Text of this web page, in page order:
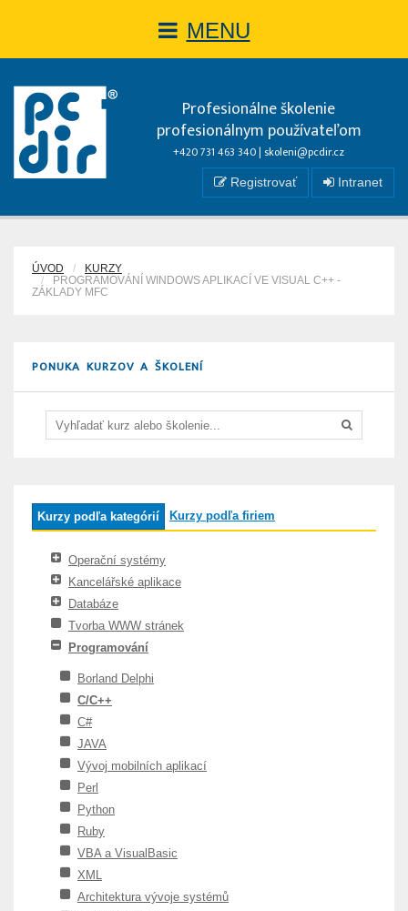
MENU
Profesionálne školenie
profesionálnym používateľom
+420 731 463 340 | skoleni@pcdir.cz
Registrovať Intranet
ÚVOD
KURZY
PROGRAMOVÁNÍ WINDOWS APLIKACÍ VE VISUAL C++ -
ZÁKLADY MFC
PONUKA KURZOV A ŠKOLENÍ
Kurzy podľa kategórií Kurzy podľa firiem
Operační systémy
Kancelářské aplikace
Databáze
Tvorba WWW stránek
Programování
Borland Delphi
C/C++
C#
JAVA
Vývoj mobilních aplikací
Perl
Python
Ruby
VBA a VisualBasic
XML
Architektura vývoje systémů